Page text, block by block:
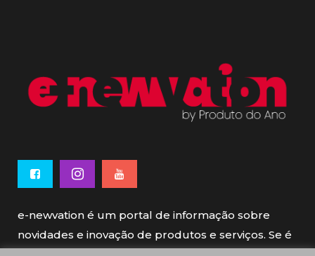
e-newvation é um portal de informação sobre
novidades e inovação de produtos e serviços. Se é